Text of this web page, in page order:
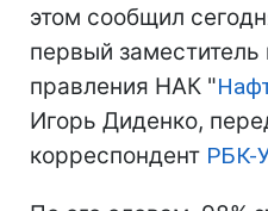
этом сообщил
первый заместитель
правления НАК "
Игорь Диденко,
корреспондент РБК-